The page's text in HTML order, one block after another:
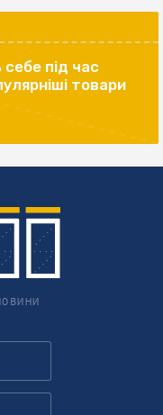
під час
товари